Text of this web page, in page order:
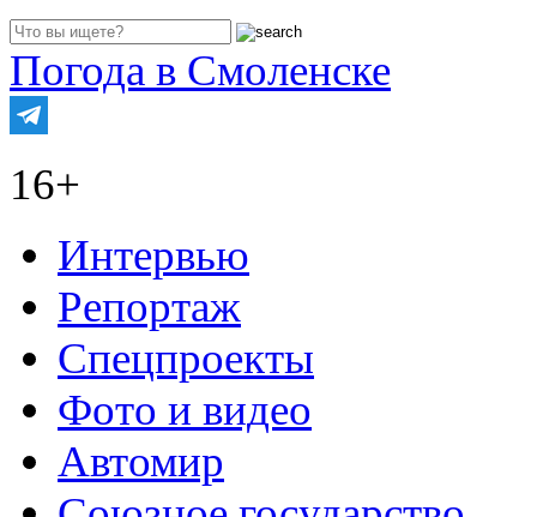
Погода в Смоленске
16+
Интервью
Репортаж
Спецпроекты
Фото и видео
Автомир